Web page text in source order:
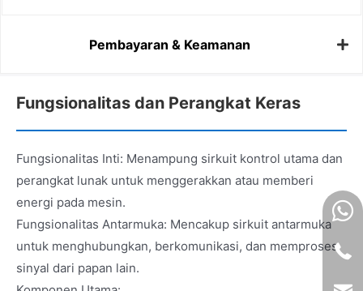
Pembayaran & Keamanan
Fungsionalitas dan Perangkat Keras
Fungsionalitas Inti: Menampung sirkuit kontrol utama dan
perangkat lunak untuk menggerakkan atau memberi
energi pada mesin.
Fungsionalitas Antarmuka: Mencakup sirkuit antarmuka
untuk menghubungkan, berkomunikasi, dan memproses
sinyal dari papan lain.